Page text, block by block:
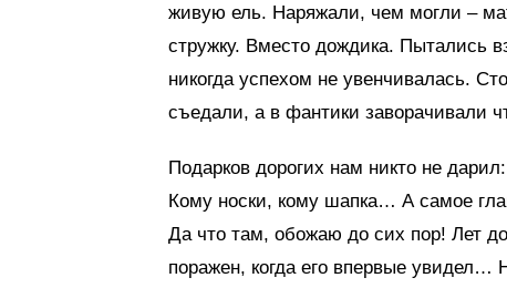
живую ель. Наряжали, чем могли –
стружку. Вместо дождика. Пытались
никогда успехом не увенчивалась.
съедали, а в фантики заворачивали
Подарков дорогих нам никто не
Кому носки, кому шапка… А самое
Да что там, обожаю до сих пор! Лет
поражен, когда его впервые увидел…